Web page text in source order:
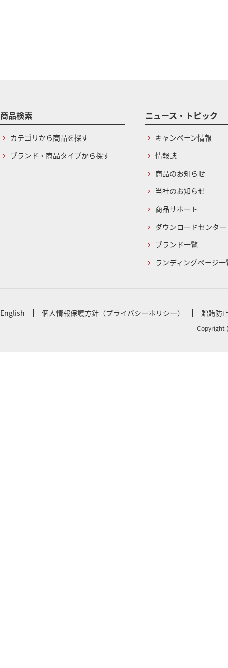
商品検索
カテゴリから商品を探す
ブランド・商品タイプから探す
ニュース・トピック
キャンペーン情報
情報誌
商品のお知らせ
当社のお知らせ
商品サポート
ダウンロードセンター
ブランド一覧
ランディングページ一
English 個人情報保護方針（プライバシーポリシー） 贈賄防
Copyright